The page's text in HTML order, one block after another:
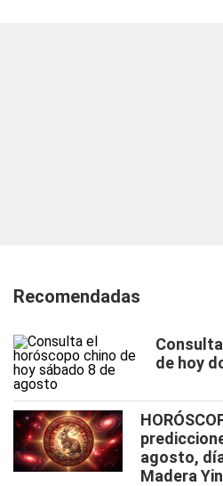
Recomendadas
de hoy
agosto,
Madera Yin